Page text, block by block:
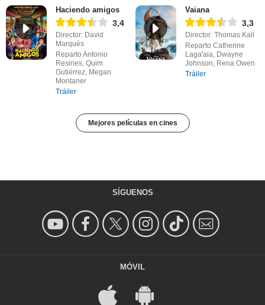
Haciendo amigos
3,4
Director: David
Marqués
Reparto Antonio
Resines, Quim
Gutiérrez, Megan
Montaner
Tráiler
Vaiana
3,3
Director: Thomas Kail
Reparto Catherine
Laga'aia, Dwayne
Johnson, Rena Owen
Tráiler
Mejores películas en cines
SÍGUENOS
MÓVIL